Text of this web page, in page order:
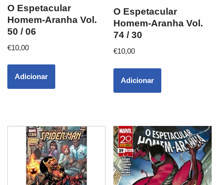
O Espetacular
Homem-Aranha Vol.
50 / 06
€10,00
Adicionar
O Espetacular
Homem-Aranha Vol.
74 / 30
€10,00
Adicionar